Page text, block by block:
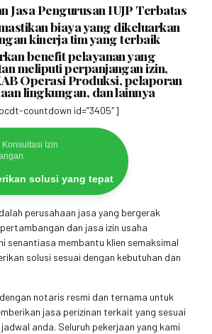
Jasa Pengurusan IUJP Terbatas
biaya yang dikeluarkan
kinerja tim yang terbaik
benefit pelayanan yang
meliputi perpanjangan izin,
Operasi Produksi, pelaporan
lingkungan, dan lainnya
countdown id=”3405″]
Izin
solusi yang tepat
perusahaan jasa yang bergerak
dan jasa izin usaha
senantiasa membantu klien semaksimal
solusi sesuai dengan kebutuhan dan
notaris resmi dan ternama untuk
jasa perizinan terkait yang sesuai
anda. Seluruh pekerjaan yang kami